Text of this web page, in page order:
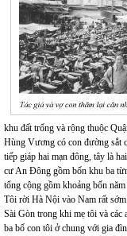
khu đất trống và rộng thuộc
Hùng Vương có con đường sắt
tiếp giáp hai mạn đông, tây là
cư An Đông gồm bốn khu ba
tổng cộng gồm khoảng bốn
Tôi rời Hà Nội vào Nam rất
Sài Gòn trong khi mẹ tôi và
ba bố con tôi ở chung với gia